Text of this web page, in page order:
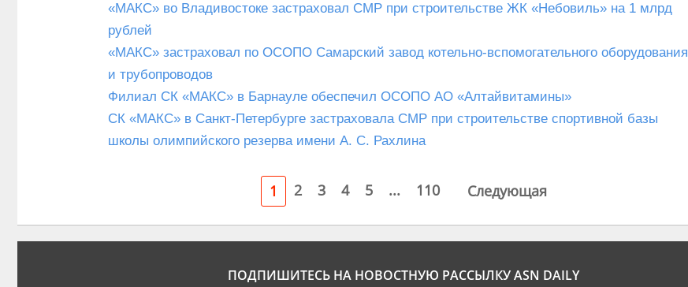
«МАКС» во Владивостоке застраховал СМР при строительстве ЖК «Небовиль» на 1 млрд
рублей
«МАКС» застраховал по ОСОПО Самарский завод котельно-вспомогательного оборудования
и трубопроводов
Филиал СК «МАКС» в Барнауле обеспечил ОСОПО АО «Алтайвитамины»
СК «МАКС» в Санкт-Петербурге застраховала СМР при строительстве спортивной базы
школы олимпийского резерва имени А. С. Рахлина
1 2 3 4 5 ... 110 Следующая
ПОДПИШИТЕСЬ НА НОВОСТНУЮ РАССЫЛКУ ASN DAILY